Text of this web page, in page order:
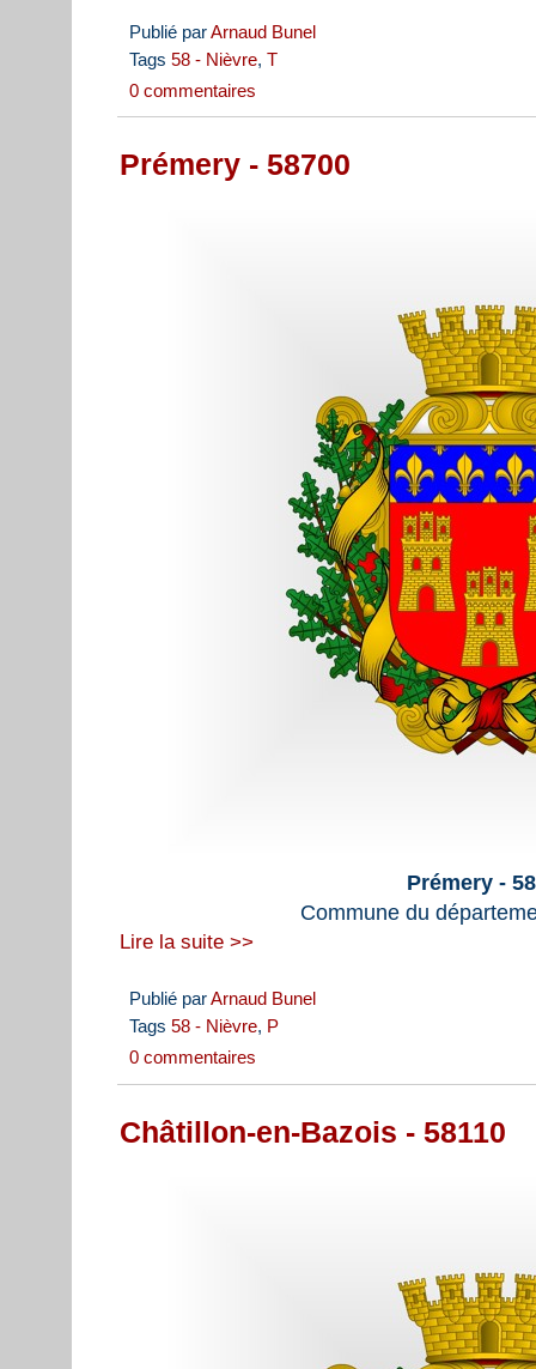
Publié parArnaud Bunel
Tags 58 - Nièvre, T
0 commentaires
Prémery - 58700
Prémery -
Commune du
Lire la suite >>
Publié parArnaud Bunel
Tags 58 - Nièvre, P
0 commentaires
Châtillon-en-Bazois - 58110